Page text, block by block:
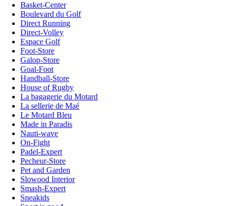
Basket-Center
Boulevard du Golf
Direct Running
Direct-Volley
Espace Golf
Foot-Store
Galop-Store
Goal-Foot
Handball-Store
House of Rugby
La bagagerie du Motard
La sellerie de Maé
Le Motard Bleu
Made in Paradis
Nauti-wave
On-Fight
Padel-Expert
Pecheur-Store
Pet and Garden
Slowood Interior
Smash-Expert
Sneakids